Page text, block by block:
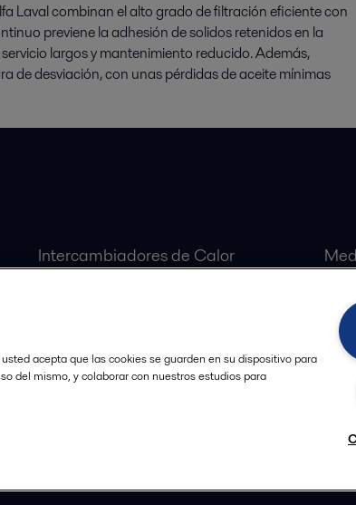
Laval combinan el alto grado de filtración eficiente con
previene la adhesión de solidos retenidos en la
largos y mantenimiento reducido. Además,
de desviación, con unas pérdidas de aceite mínimas
Intercambiadores de Calor
acepta que las cookies se guarden en su dispositivo para
del mismo, y colaborar con nuestros estudios para